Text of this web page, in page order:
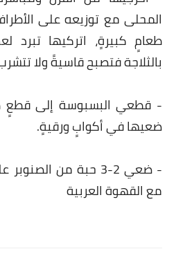
المحلى مع توزيعه على
طعامٍ كبيرةٍ، اتركيها تبرد
بالثلاجة فتصبح قاسيةً ولا
- قطعي البسبوسة إلى قطعٍ
ضعيها في أكوابٍ ورقيةٍ.
- ضعي 2-3 حبة من
مع القهوة العربية